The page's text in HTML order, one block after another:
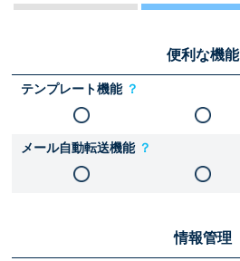
便利な機能
テンプレート機能 ？
メール自動転送機能 ？
情報管理